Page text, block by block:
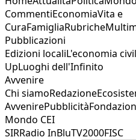
CommentiEconomiaVita e
CuraFamigliaRubriche
Pubblicazioni
Edizioni localiL'economia
UpLuoghi dell'Infinito
Avvenire
Chi siamoRedazione
AvvenirePubblicità
Mondo CEI
SIRRadio InBluTV2000FISC